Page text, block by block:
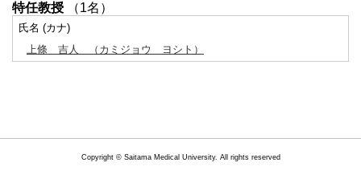
特任教授 （1名）
氏名 (カナ)
上條 吉人
（カミジョウ ヨシト）
Copyright © Saitama Medical University. All rights reserved